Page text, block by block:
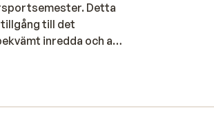
Detta
till det
inredda och alla
Hotellet har även